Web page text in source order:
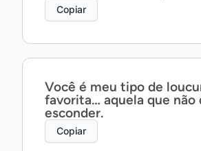
Copiar
Você é meu tipo de
favorita… aquela que não
esconder.
Copiar